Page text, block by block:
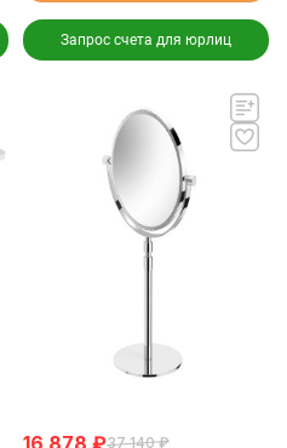
Запрос счета для юрлиц
37 140 ₽